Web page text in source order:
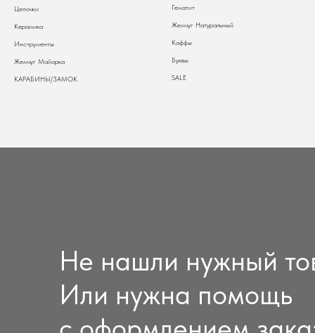
Цепочки
Керамика
Инструменты
Жемчуг Майорка
КАРАБИНЫ/ЗАМОК
Гематит
Жемчуг Натуральный
Каффы
Буквы
SALE
Не нашли нужный
Или нужна помощь